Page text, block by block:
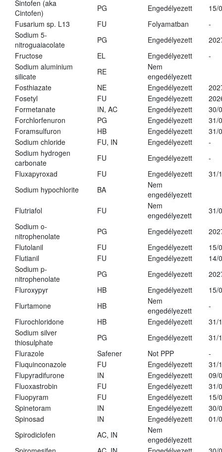
Sintofen (aka
Cintofen)
PG Engedélyezett
15/
Fusarium sp. L13
FU Folyamatban
-
Sodium 5-
nitroguaiacolate
PG Engedélyezett
Fructose
EL Engedélyezett
-
Sodium aluminium
silicate
RE
Nem
engedélyezett
Fosthiazate
NE Engedélyezett
Fosetyl
FU Engedélyezett
Formetanate
IN, AC Engedélyezett
30/
Forchlorfenuron
PG Engedélyezett
31/
Foramsulfuron
HB Engedélyezett
31/
Sodium chloride
FU, IN Engedélyezett
-
Sodium hydrogen
carbonate
FU Engedélyezett
-
Fluxapyroxad
FU Engedélyezett
31/
Sodium hypochlorite
BA
Nem
engedélyezett
Flutriafol
FU
Nem
engedélyezett
31/
Sodium o-
nitrophenolate
PG Engedélyezett
Flutolanil
FU Engedélyezett
15/
Flutianil
FU Engedélyezett
14/
Sodium p-
nitrophenolate
PG Engedélyezett
Fluroxypyr
HB Engedélyezett
15/
Flurtamone
HB
Nem
engedélyezett
-
Flurochloridone
HB Engedélyezett
31/
Sodium silver
thiosulphate
PG Engedélyezett
31/
Flurazole
Safener Not PPP
-
Fluquinconazole
FU Engedélyezett
31/
Flupyradifurone
IN Engedélyezett
09/
Fluoxastrobin
FU Engedélyezett
31/
Fluopyram
FU Engedélyezett
15/
Spinetoram
IN Engedélyezett
30/
Spinosad
IN Engedélyezett
01/
Spirodiclofen
AC, IN
Nem
engedélyezett